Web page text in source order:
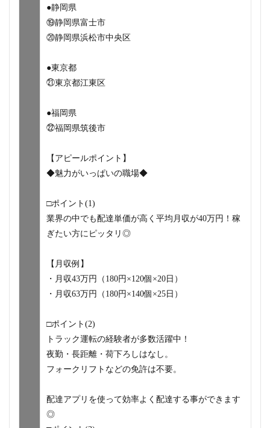
●静岡県
⑲静岡県富士市
⑳静岡県浜松市中央区
●東京都
㉑東京都江東区
●福岡県
㉒福岡県筑後市
【アピールポイント】
◆魅力がいっぱいの職場◆
□ポイント(1)
業界の中でも配達単価が高く平均月収が40万円！稼
ぎたい方にピッタリ◎
【月収例】
・月収43万円（180円×120個×20日）
・月収63万円（180円×140個×25日）
□ポイント(2)
トラック運転の経験者が多数活躍中！
夜勤・長距離・荷下ろしはなし。
フォークリフトなどの免許は不要。
配達アプリを使って効率よく配達する事ができます
◎